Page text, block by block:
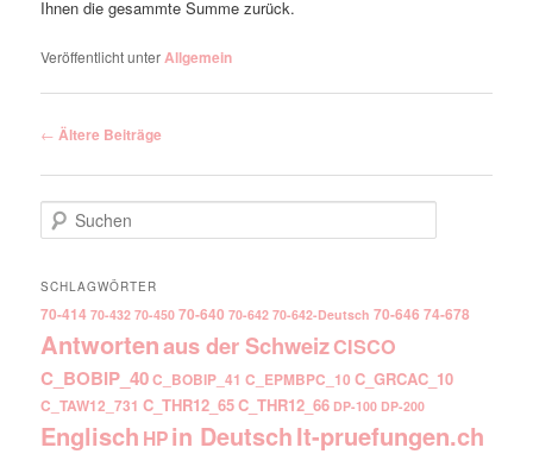
Ihnen die gesammte Summe zurück.
Veröffentlicht unterAllgemein
Artikelnavigation
← Ältere Beiträge
Suchen
SCHLAGWÖRTER
70-414 70-432 70-450 70-640 70-642 70-642-Deutsch 70-646 74-678
Antwortenaus der SchweizCISCO
C_BOBIP_40C_BOBIP_41 C_EPMBPC_10 C_GRCAC_10
C_TAW12_731 C_THR12_65C_THR12_66 DP-100 DP-200
Englisch HPin DeutschIt-pruefungen.ch